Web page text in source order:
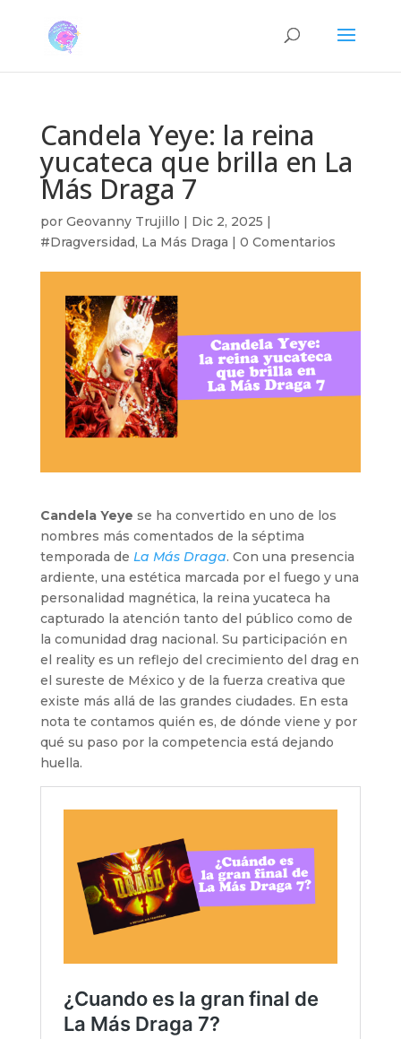
Candela Yeye: la reina
yucateca que brilla en La
Más Draga 7
por Geovanny Trujillo | Dic 2, 2025 |
#Dragversidad, La Más Draga | 0 Comentarios
Candela Yeye se ha convertido en uno de los
nombres más comentados de la séptima
temporada de La Más Draga. Con una presencia
ardiente, una estética marcada por el fuego y una
personalidad magnética, la reina yucateca ha
capturado la atención tanto del público como de
la comunidad drag nacional. Su participación en
el reality es un reflejo del crecimiento del drag en
el sureste de México y de la fuerza creativa que
existe más allá de las grandes ciudades. En esta
nota te contamos quién es, de dónde viene y por
qué su paso por la competencia está dejando
huella.